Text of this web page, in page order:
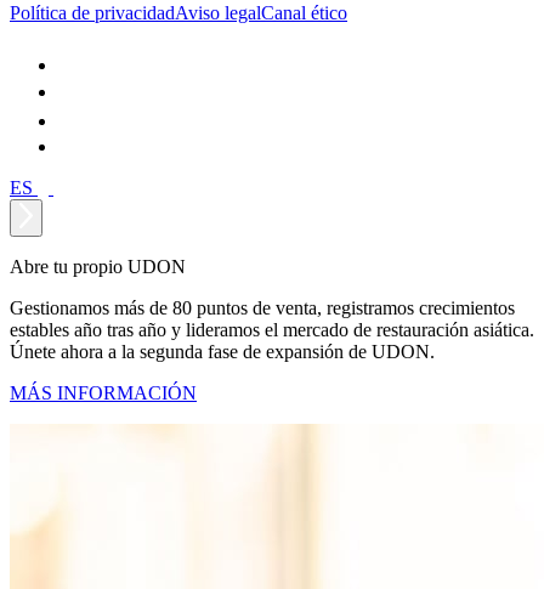
Política de privacidadAviso legalCanal ético
ES
Abre tu propio UDON
Gestionamos más de 80 puntos de venta, registramos crecimientos
estables año tras año y lideramos el mercado de restauración asiática.
Únete ahora a la segunda fase de expansión de UDON.
MÁS INFORMACIÓN